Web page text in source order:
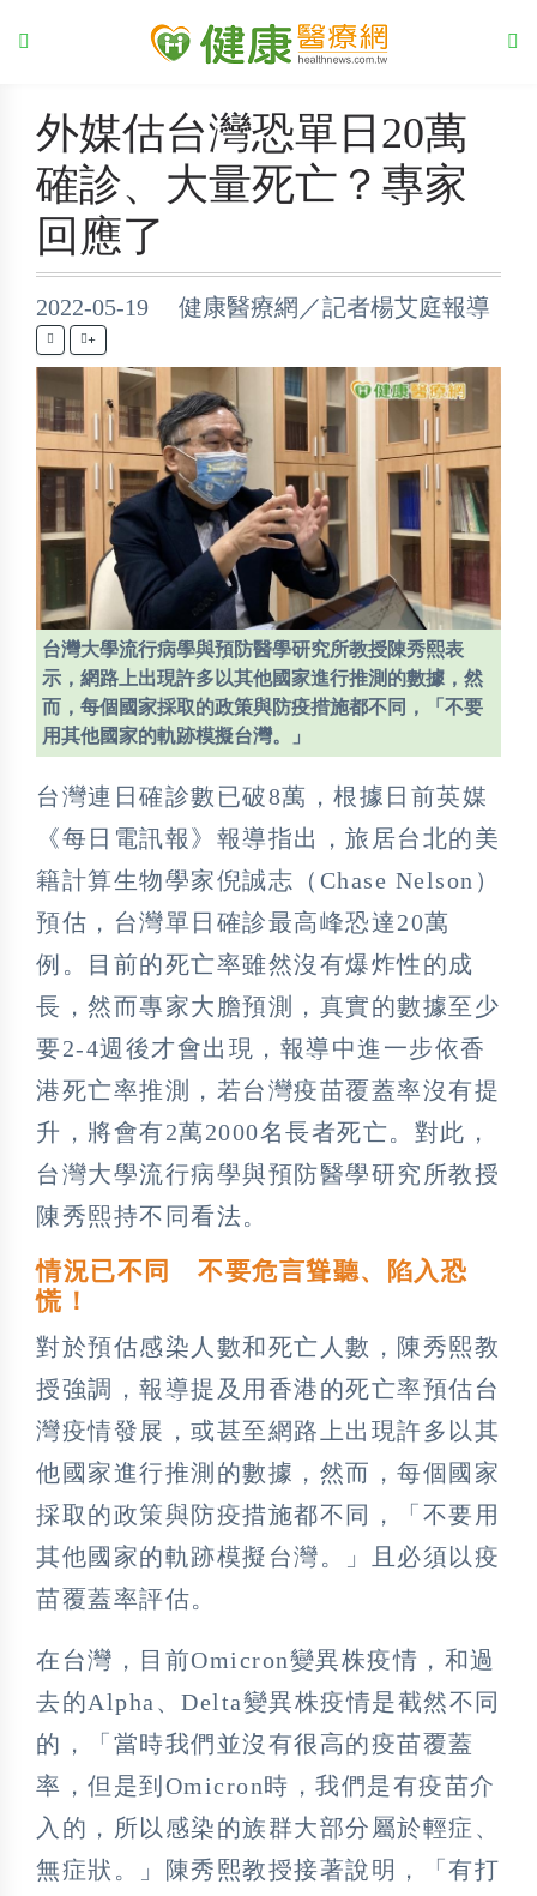
外媒估台灣恐單日20萬
確診、大量死亡？專家
回應了
2022-05-19 健康醫療網／記者楊艾庭報導
+
台灣大學流行病學與預防醫學研究所教授陳秀熙表
示，網路上出現許多以其他國家進行推測的數據，然
而，每個國家採取的政策與防疫措施都不同，「不要
用其他國家的軌跡模擬台灣。」
台灣連日確診數已破8萬，根據日前英媒
《每日電訊報》報導指出，旅居台北的美
籍計算生物學家倪誠志（Chase Nelson）
預估，台灣單日確診最高峰恐達20萬
例。目前的死亡率雖然沒有爆炸性的成
長，然而專家大膽預測，真實的數據至少
要2-4週後才會出現，報導中進一步依香
港死亡率推測，若台灣疫苗覆蓋率沒有提
升，將會有2萬2000名長者死亡。對此，
台灣大學流行病學與預防醫學研究所教授
陳秀熙持不同看法。
情況已不同 不要危言聳聽、陷入恐
慌！
對於預估感染人數和死亡人數，陳秀熙教
授強調，報導提及用香港的死亡率預估台
灣疫情發展，或甚至網路上出現許多以其
他國家進行推測的數據，然而，每個國家
採取的政策與防疫措施都不同，「不要用
其他國家的軌跡模擬台灣。」且必須以疫
苗覆蓋率評估。
在台灣，目前Omicron變異株疫情，和過
去的Alpha、Delta變異株疫情是截然不同
的，「當時我們並沒有很高的疫苗覆蓋
率，但是到Omicron時，我們是有疫苗介
入的，所以感染的族群大部分屬於輕症、
無症狀。」陳秀熙教授接著說明，「有打